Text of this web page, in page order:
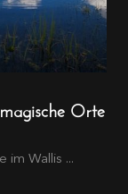
Orte
im Wallis ...